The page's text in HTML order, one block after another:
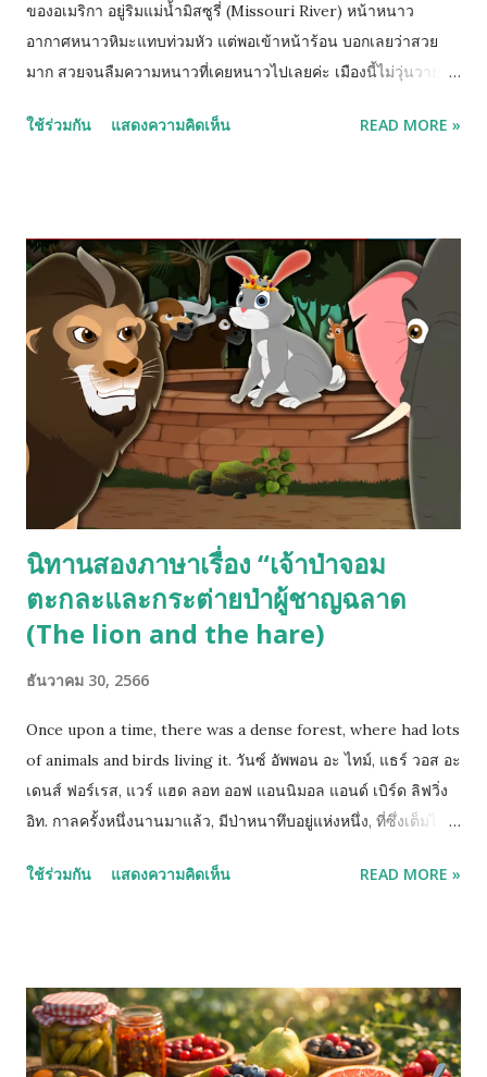
ของอเมริกา อยู่ริมแม่น้ำมิสซูรี่ (Missouri River) หน้าหนาว
อากาศหนาวหิมะแทบท่วมหัว แต่พอเข้าหน้าร้อน บอกเลยว่าสวย
มาก สวยจนลืมความหนาวที่เคยหนาวไปเลยค่ะ เมืองนี้ไม่วุ่นวาย
กันหมดเลย แต่ก็ยังมีห้าง ร้านกาแฟ โรงพยาบาลดีๆ และพื้นที่
เรียบง่ายที่ทำแล้วรู้สึกดี! ยิ่งถ้าใครชอบธรรมชาติ ชอบกิจกรรม
กลางแจ้ง หรือเที่ยวกับครอบครัวจะยิ่งหลงรักเมืองนี้ง่ายๆ เอาได้ค่ะ
จะว่าเงียบก็เงียบดี จะว่าเหงาก็มีบ้าง แต่เป็นเมืองที่อยู่แล้วรู้สึก
ปลอดภัย เรียบง่าย และเหมือนชีวิตได้พักหายใจยาวๆ ⭐ เมืองบิสมา
ร์ค (Bismarck) เป็นยังไง? เป็นเมืองหลวงของรัฐนอร์ท ดาโกต้า
(North Dakota) เมืองสงบ ผู้คนเป็นมิตร ชีวิตสโลว์ไลฟ์ แต่มีครบ
ทุกอย่างที่ต้องการ อากาศ หนาวจัดมาก ฤดูหน...
ใช้ร่วมกัน แสดงความคิดเห็น READ MORE »
นิทานสองภาษาเรื่อง “เจ้าป่าจอม
ตะกละและกระต่ายป่าผู้ชาญฉลาด
(The lion and the hare)
ธันวาคม 30, 2566
Once upon a time, there was a dense forest, where had lots
of animals and birds living it. วันซ์ อัพพอน อะ ไทม์, แธร์ วอส อะ
เดนส์ ฟอร์เรส, แวร์ แฮด ลอท ออฟ แอนนิมอล แอนด์ เบิร์ด ลิฟวิ่ง
อิท. กาลครั้งหนึ่งนานมาแล้ว, มีป่าหนาทึบอยู่แห่งหนึ่ง, ที่ซึ่งเต็มไป
animals and birds lived in perfect harmony. No bigger
ฟอร์ ฟู๊ด. เหล่าสัตว์ป่าและนกนานาชนิด ต่างอาศัยอยู่ด้วยกันอย่าง
ผาสุข. ไม่มีสัตว์ใหญ่นักล่าไล่ฆ่าสัตว์ตัวเล็กๆ เป็นอาหารเลย หรือ
แม้กระทั่งพวกนกนักฆ่าเอง ก็ไม่ล่าอาหารเช่นกัน. However, there
ใช้ร่วมกัน แสดงความคิดเห็น READ MORE »